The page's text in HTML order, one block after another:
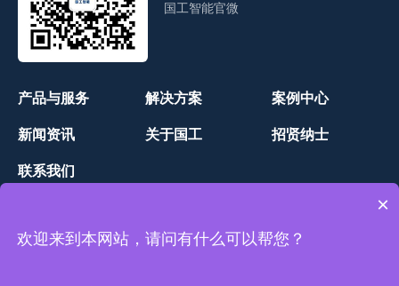
国工智能官微
产品与服务 解决方案 案例中心
新闻资讯 关于国工 招贤纳士
联系我们
网站地图-Copyright © 国工智能 版权所有鲁ICP备18026656-1
×
欢迎来到本网站，请问有什么可以帮您？